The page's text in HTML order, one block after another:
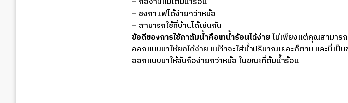
– ชงกาแฟได้ง่ายกว่าหม้อ
– สามารถใช้ที่บ้านได้เช่นกัน
ข้อดีของการใช้กาต้มน้ำคือเทน้ำร้อนได้ง่ายไม่เพียงแต่คุณสามาร
ออกแบบมาให้ยกได้ง่าย แม้ว่าจะใส่น้ำปริมาณเยอะก็ตาม และนี่เป็
ออกแบบมาให้จับถือง่ายกว่าหม้อ ในขณะที่ต้มน้ำร้อน